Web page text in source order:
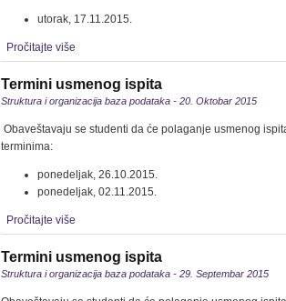
utorak, 17.11.2015.
Pročitajte više
Termini usmenog ispita
Struktura i organizacija baza podataka - 20. Oktobar 2015
Obaveštavaju se studenti da će polaganje usmenog
terminima:
ponedeljak, 26.10.2015.
ponedeljak, 02.11.2015.
Pročitajte više
Termini usmenog ispita
Struktura i organizacija baza podataka - 29. Septembar 2015